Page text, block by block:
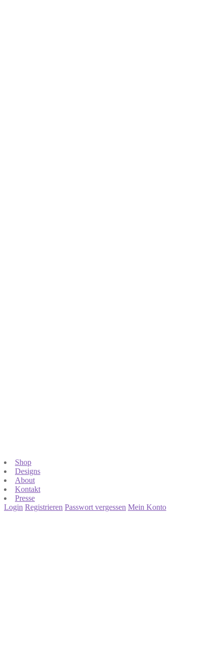
Shop
Designs
About
Kontakt
Presse
Login Registrieren Passwort vergessen Mein Konto